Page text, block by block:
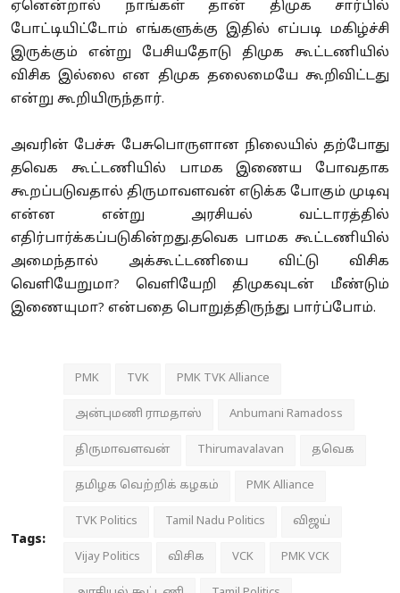
ஏனென்றால் நாங்கள் தான் திமுக சார்பில்
போட்டியிட்டோம் எங்களுக்கு இதில் எப்படி மகிழ்ச்சி
இருக்கும் என்று பேசியதோடு திமுக கூட்டணியில்
விசிக இல்லை என திமுக தலைமையே கூறிவிட்டது
என்று கூறியிருந்தார்.
அவரின் பேச்சு பேசுபொருளான நிலையில் தற்போது
தவெக கூட்டணியில் பாமக இணைய போவதாக
கூறப்படுவதால் திருமாவளவன் எடுக்க போகும் முடிவு
என்ன என்று அரசியல் வட்டாரத்தில்
எதிர்பார்க்கப்படுகின்றது.தவெக பாமக கூட்டணியில்
அமைந்தால் அக்கூட்டணியை விட்டு விசிக
வெளியேறுமா? வெளியேறி திமுகவுடன் மீண்டும்
இணையுமா? என்பதை பொறுத்திருந்து பார்ப்போம்.
Tags:
PMK TVK PMK TVK Alliance
அன்புமணி ராமதாஸ் Anbumani Ramadoss
திருமாவளவன் Thirumavalavan தவெக
தமிழக வெற்றிக் கழகம் PMK Alliance
TVK Politics Tamil Nadu Politics விஜய்
Vijay Politics விசிக VCK PMK VCK